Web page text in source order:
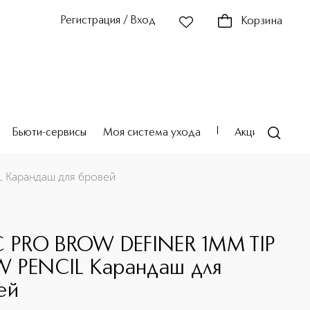
Регистрация / Вход Корзина
Бьюти-сервисы Моя система ухода Акции
Карандаш для бровей
PRO BROW DEFINER 1MM TIP
PENCIL Карандаш для